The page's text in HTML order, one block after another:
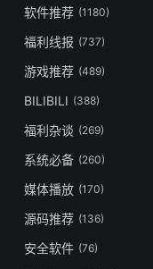
软件推荐 (1180)
福利线报 (737)
游戏推荐 (489)
BILIBILI (388)
福利杂谈 (269)
系统必备 (260)
媒体播放 (170)
源码推荐 (136)
安全软件 (76)